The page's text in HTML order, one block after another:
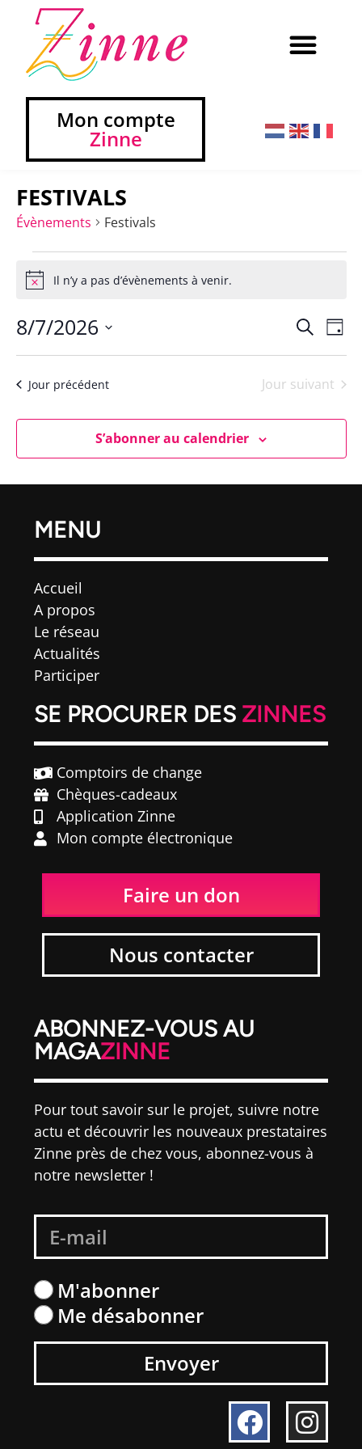
Mon compte
Zinne
FESTIVALS
Évènements Festivals
NoticeIl n’y a pas d’évènements à venir.
et
de
vues
de
Jour
8/7/2026
date.
Jour précédent Jour suivant
S’abonner au calendrier
MENU
Accueil
A propos
Le réseau
Actualités
Participer
SE PROCURER DES ZINNES
Comptoirs de change
Chèques-cadeaux
Application Zinne
Mon compte électronique
Faire un don
Nous contacter
ABONNEZ-VOUS AU
MAGAZINNE
Pour tout savoir sur le projet, suivre notre
actu et découvrir les nouveaux prestataires
Zinne près de chez vous, abonnez-vous à
notre newsletter !
M'abonner
Me désabonner
Envoyer